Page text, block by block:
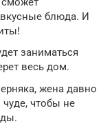
блюда. И
заниматься
весь дом.
жена давно
чуде, чтобы не